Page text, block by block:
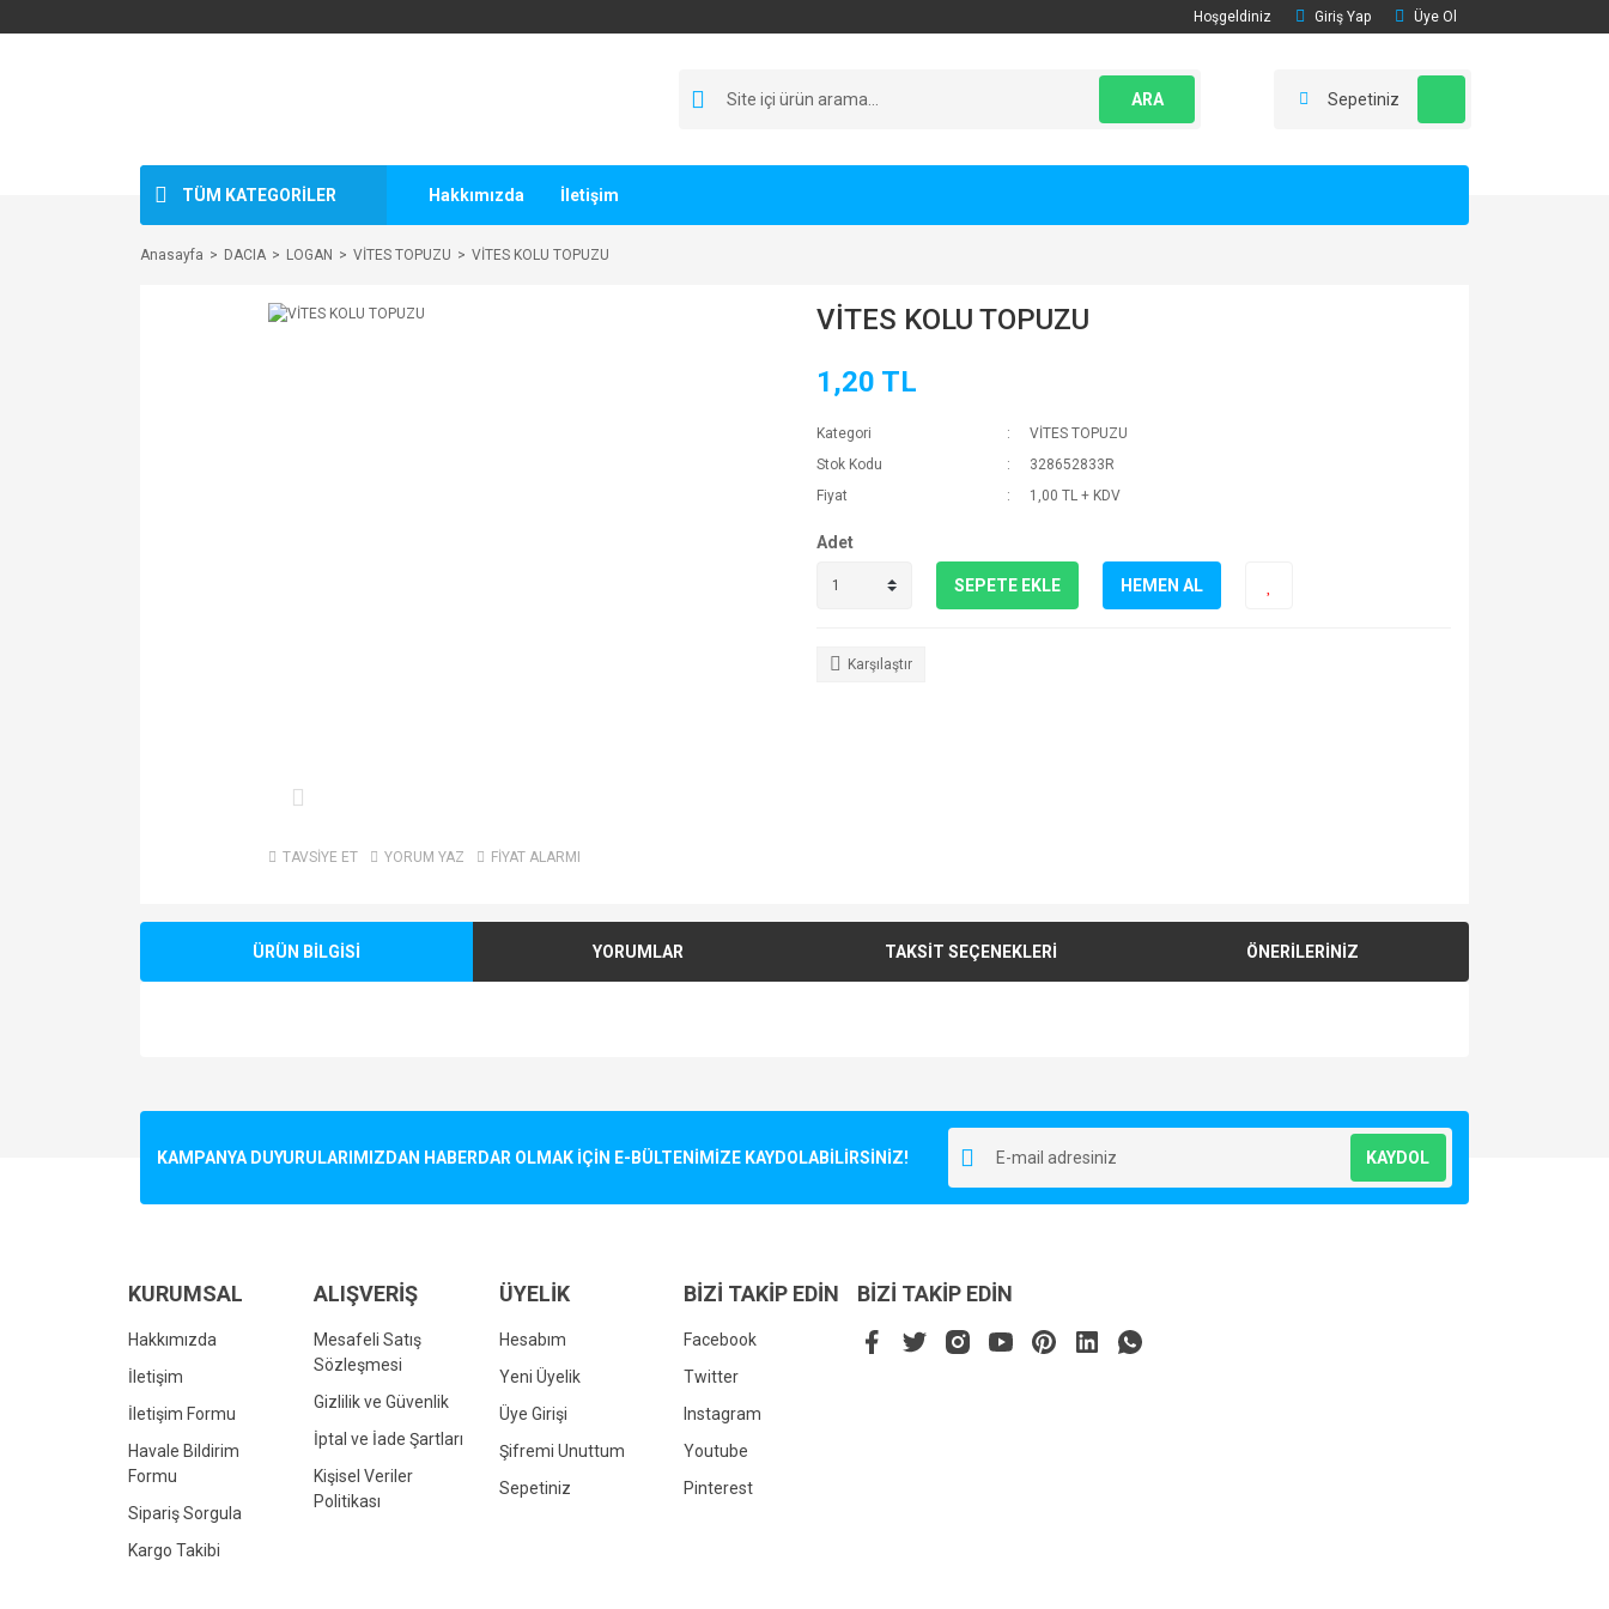
Hoşgeldiniz Giriş Yap Üye Ol
ARA Sepetiniz
TÜM KATEGORİLER Hakkımızda İletişim
Anasayfa DACIA LOGAN VİTES TOPUZU VİTES KOLU TOPUZU
TAVSİYE ET YORUM YAZ FİYAT ALARMI
VİTES KOLU TOPUZU
1,20 TL
Kategori
VİTES TOPUZU
Stok Kodu
328652833R
Fiyat
1,00 TL + KDV
Adet
SEPETE EKLE HEMEN AL
Karşılaştır
ÜRÜN BİLGİSİ YORUMLAR TAKSİT SEÇENEKLERİ ÖNERİLERİNİZ
Ürün resmi kalitesiz, bozuk veya görüntülenemiyor.
Bu ürüne benzer farklı alternatifler olmalı.
KAMPANYA DUYURULARIMIZDAN HABERDAR OLMAK İÇİN E-BÜLTENİMİZE KAYDOLABİLİRSİNİZ! KAYDOL
KURUMSAL
Hakkımızda
İletişim
İletişim Formu
Havale Bildirim
Formu
Sipariş Sorgula
Kargo Takibi
ALIŞVERİŞ
Mesafeli Satış
Sözleşmesi
Gizlilik ve Güvenlik
İptal ve İade Şartları
Kişisel Veriler
Politikası
ÜYELİK
Hesabım
Yeni Üyelik
Üye Girişi
Şifremi Unuttum
Sepetiniz
BİZİ TAKİP EDİN
Facebook
Twitter
Instagram
Youtube
Pinterest
BİZİ TAKİP EDİN